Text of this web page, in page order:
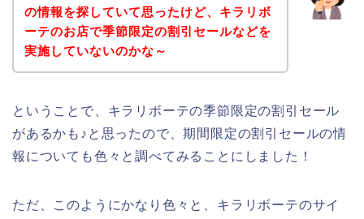
の情報を探していて思ったけど、キラリボ
ーテのお店で季節限定の割引セールなどを
実施していないのかな～
ということで、キラリボーテの季節限定の割引セール
があるかも♪と思ったので、期間限定の割引セールの情
報についても色々と調べてみることにしました！
ただ、このようにかなり色々と、キラリボーテのサイ